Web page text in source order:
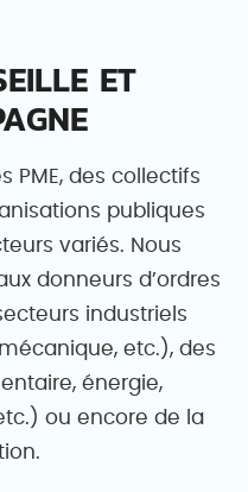
ET
PME, des collectifs
publiques
variés. Nous
donneurs d’ordres
industriels
etc.), des
énergie,
ou encore de la